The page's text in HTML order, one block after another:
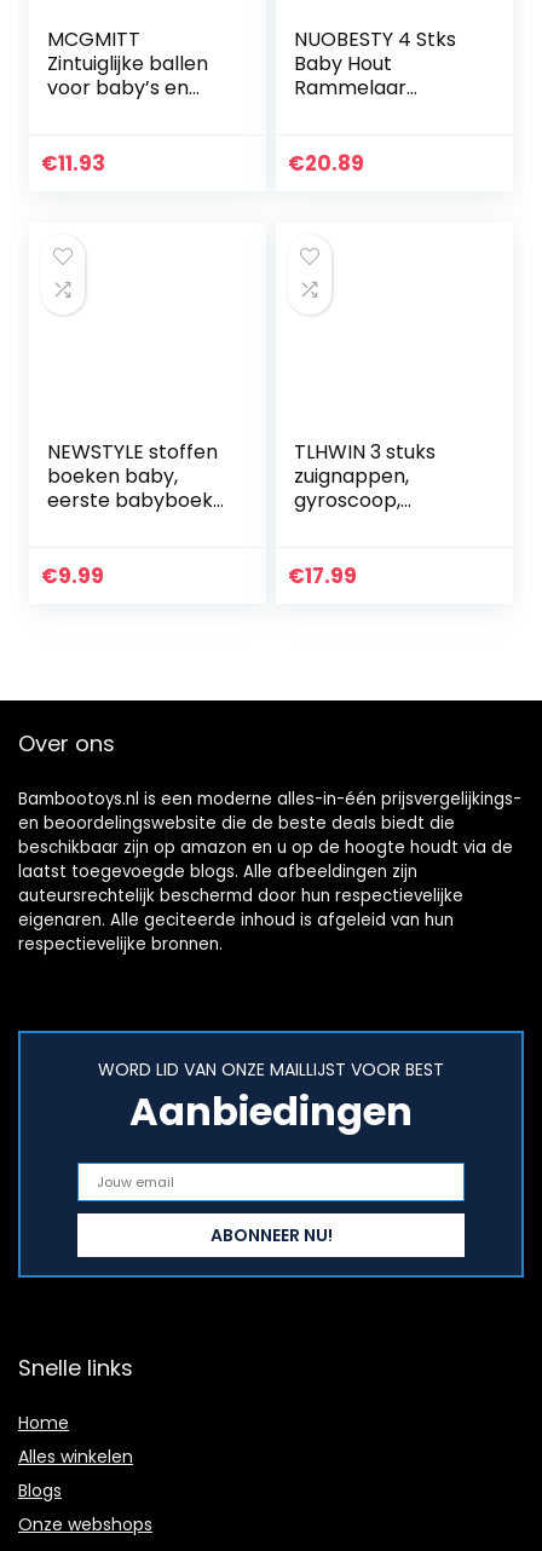
MCGMITT
Zintuiglijke ballen
voor baby’s en
kauwen,
€11.93
NUOBESTY 4 Stks
Baby Hout
Rammelaar
Grijpen Speelgoed
€20.89
NEWSTYLE stoffen
boeken baby,
eerste babyboek
toxische stof baby
€9.99
TLHWIN 3 stuks
zuignappen,
gyroscoop,
sensorisch
€17.99
Over ons
Bambootoys.nl is een moderne alles-in-één prijsvergelijkings-
en beoordelingswebsite die de beste deals biedt die
beschikbaar zijn op amazon en u op de hoogte houdt via de
laatst toegevoegde blogs. Alle afbeeldingen zijn
auteursrechtelijk beschermd door hun respectievelijke
eigenaren. Alle geciteerde inhoud is afgeleid van hun
respectievelijke bronnen.
WORD LID VAN ONZE MAILLIJST VOOR BEST
Aanbiedingen
Snelle links
Home
Alles winkelen
Blogs
Onze webshops